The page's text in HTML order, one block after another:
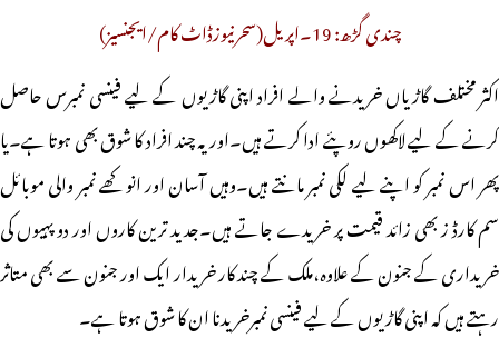
چندی گڑھ: 19۔اپریل(سحرنیوزڈاٹ کام/ایجنسیز)
اکثر مختلف گاڑیاں خریدنے والے افراد اپنی گاڑیوں کے لیے فینسی نمبرس حاصل
کرنے کے لیے لاکھوں روپئے ادا کرتے ہیں۔اور یہ چند افراد کا شوق بھی ہوتا ہے۔یا
پھر اس نمبر کو اپنے لیے لکی نمبر مانتے ہیں۔وہیں آسان اور انوکھے نمبر والی موبائل
سم کارڈ ز بھی زائد قیمت پر خریدے جاتے ہیں۔جدید ترین کاروں اور دو پہیوں کی
خریداری کے جنون کے علاوہ،ملک کے چند کار خریدار ایک اور جنون سے بھی متاثر
رہتے ہیں کہ اپنی گاڑیوں کے لیے فینسی نمبرخریدنا ان کا شوق ہوتا ہے۔